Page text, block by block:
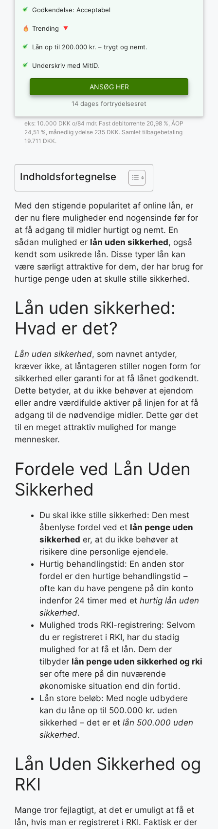
Godkendelse: Acceptabel
Trending
Lån op til 200.000 kr. – trygt og nemt.
Underskriv med MitID.
ANSØG HER
14 dages fortrydelsesret
eks: 10.000 DKK o/84 mdr. Fast debitorrente 20,98 %, ÅOP
24,51 %, månedlig ydelse 235 DKK. Samlet tilbagebetaling
19.711 DKK.
Indholdsfortegnelse
Med den stigende popularitet af online lån, er
der nu flere muligheder end nogensinde før for
at få adgang til midler hurtigt og nemt. En
sådan mulighed er lån uden sikkerhed, også
kendt som usikrede lån. Disse typer lån kan
være særligt attraktive for dem, der har brug for
hurtige penge uden at skulle stille sikkerhed.
Lån uden sikkerhed:
Hvad er det?
Lån uden sikkerhed, som navnet antyder,
kræver ikke, at låntageren stiller nogen form for
sikkerhed eller garanti for at få lånet godkendt.
Dette betyder, at du ikke behøver at ejendom
eller andre værdifulde aktiver på linjen for at få
adgang til de nødvendige midler. Dette gør det
til en meget attraktiv mulighed for mange
mennesker.
Fordele ved Lån Uden
Sikkerhed
Du skal ikke stille sikkerhed: Den mest
åbenlyse fordel ved et lån penge uden
sikkerhed er, at du ikke behøver at
risikere dine personlige ejendele.
Hurtig behandlingstid: En anden stor
fordel er den hurtige behandlingstid –
ofte kan du have pengene på din konto
indenfor 24 timer med et hurtig lån uden
sikkerhed.
Mulighed trods RKI-registrering: Selvom
du er registreret i RKI, har du stadig
mulighed for at få et lån. Dem der
tilbyder lån penge uden sikkerhed og rki
ser ofte mere på din nuværende
økonomiske situation end din fortid.
Lån store beløb: Med nogle udbydere
kan du låne op til 500.000 kr. uden
sikkerhed – det er et lån 500.000 uden
sikkerhed.
Lån Uden Sikkerhed og
RKI
Mange tror fejlagtigt, at det er umuligt at få et
lån, hvis man er registreret i RKI. Faktisk er der